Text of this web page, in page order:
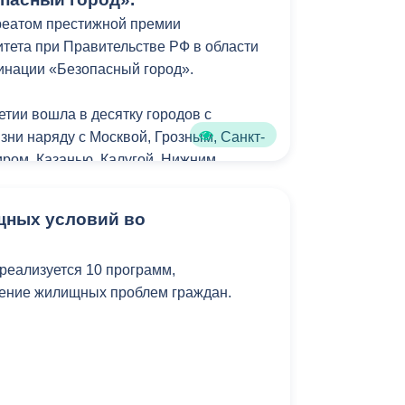
Противодействие коррупции
Градостроительная деятельность
городской среды
чрезвычайных ситуациях
престижной премии
при Правительстве РФ в области
«Безопасный город».
вошла в десятку городов с
наряду с Москвой, Грозным, Санкт-
Казанью, Калугой, Нижним
Вячеславу Мильдзихову вручили
Станислав Прокофьев и
Президента Российской
федеральном округе Игорь
условий во
10 программ,
жилищных проблем граждан.